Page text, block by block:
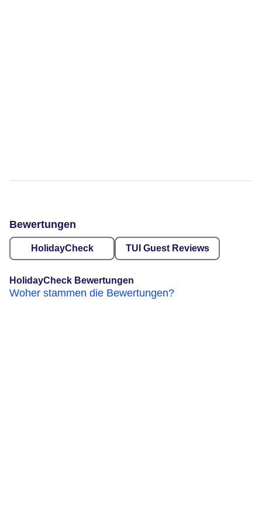
Bewertungen
HolidayCheck TUI Guest Reviews
HolidayCheck Bewertungen
Woher stammen die Bewertungen?